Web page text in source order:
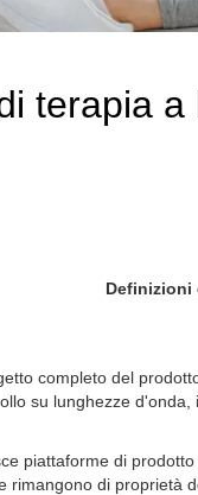
terapia
Definizioni
completo del
su lunghezze d'onda,
piattaforme di
rimangono di proprietà